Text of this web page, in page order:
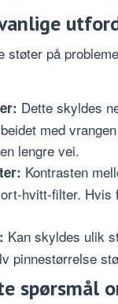
støter på
Dette skyldes
med
lengre vei.
Kontrasten
hvitt-filter.
Kan skyldes ulik
pinnestørrelse
spørsmål